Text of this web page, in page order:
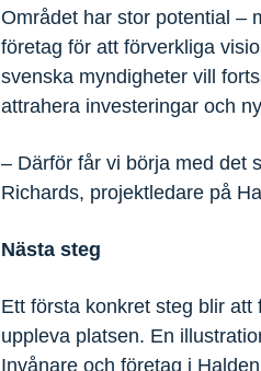
Området har stor potential –
företag för att förverkliga
svenska myndigheter vill
attrahera investeringar och
– Därför får vi börja med det
Richards, projektledare på
Nästa steg
Ett första konkret steg blir
uppleva platsen. En
Invånare och företag i